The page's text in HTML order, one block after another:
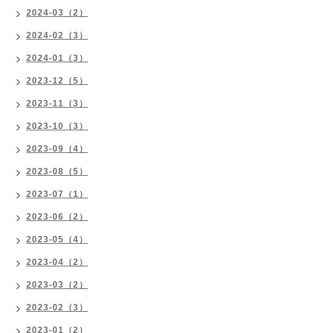
2024-03（2）
2024-02（3）
2024-01（3）
2023-12（5）
2023-11（3）
2023-10（3）
2023-09（4）
2023-08（5）
2023-07（1）
2023-06（2）
2023-05（4）
2023-04（2）
2023-03（2）
2023-02（3）
2023-01（2）